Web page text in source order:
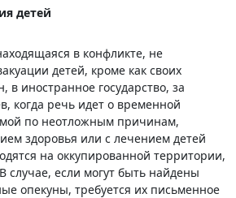
детей
в конфликте, не
детей, кроме как своих
в иностранное государство, за
когда речь идет о временной
по неотложным причинам,
здоровья или с лечением детей
на оккупированной территории,
случае, если могут быть найдены
опекуны, требуется их письменное